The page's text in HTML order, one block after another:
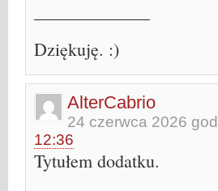
Dziękuję. :)
AlterCabrio
24 czerwca 2026
12:36
Tytułem dodatku.